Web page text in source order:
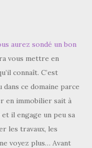
aurez sondé un bon
vous mettre en
connaît. C’est
ce domaine parce
en immobilier sait à
il engage un peu sa
les travaux, les
voyez plus… Avant